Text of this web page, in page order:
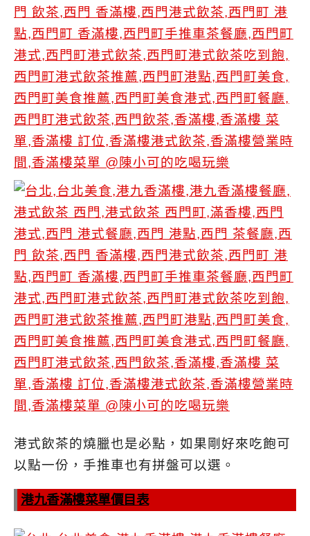
港式飲茶的燒臘也是必點，如果剛好來吃飽可
以點一份，手推車也有拼盤可以選。
港九香滿樓菜單價目表